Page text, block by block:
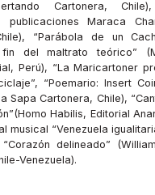
Cartonera,
publicaciones Maraca
“Parábola de un
fin del maltrato teórico”
Perú), “La Maricartoner
“Poemario: Insert
Sapa Cartonera, Chile),
Habilis, Editorial
musical “Venezuela
delineado”
Venezuela).